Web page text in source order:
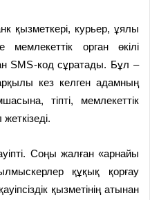
қызметкері, курьер, ұялы
орган өкілі
SMS-код сұратады. Бұл –
кез келген адамның
тіпті, мемлекеттік
Соңы жалған «арнайы
құқық қорғау
қызметінің атынан